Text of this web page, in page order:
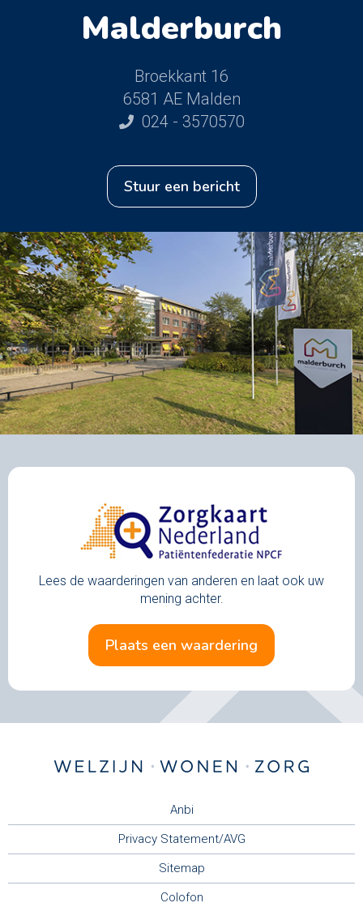
Malderburch
Broekkant 16
6581 AE Malden
024 - 3570570
stuur een bericht
Lees de waarderingen van anderen en laat ook uw
mening achter.
plaats een waardering
Anbi
Privacy Statement/AVG
Sitemap
Colofon